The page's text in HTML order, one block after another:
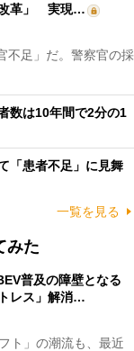
改革」 実現…
不足」だ。警察官の採
数は10年間で2分の1
「患者不足」に見舞
一覧を見る
みた
普及の障壁となる
レス」解消…
ト」の潮流も、最近